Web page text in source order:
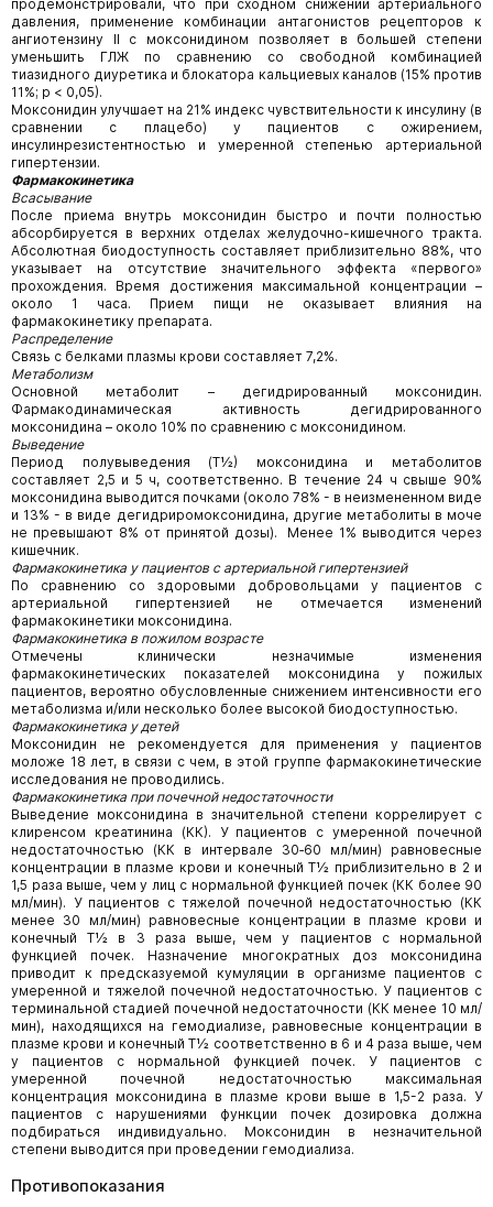
продемонстрировали, что при сходном снижении артериального
давления, применение комбинации антагонистов рецепторов к
ангиотензину II с моксонидином позволяет в большей степени
уменьшить ГЛЖ по сравнению со свободной комбинацией
тиазидного диуретика и блокатора кальциевых каналов (15% против
11%; р < 0,05).
Моксонидин улучшает на 21% индекс чувствительности к инсулину (в
сравнении с плацебо) у пациентов с ожирением,
инсулинрезистентностью и умеренной степенью артериальной
гипертензии.
Фармакокинетика
Всасывание
После приема внутрь моксонидин быстро и почти полностью
абсорбируется в верхних отделах желудочно-кишечного тракта.
Абсолютная биодоступность составляет приблизительно 88%, что
указывает на отсутствие значительного эффекта «первого»
прохождения. Время достижения максимальной концентрации –
около 1 часа. Прием пищи не оказывает влияния на
фармакокинетику препарата.
Распределение
Связь с белками плазмы крови составляет 7,2%.
Метаболизм
Основной метаболит – дегидрированный моксонидин.
Фармакодинамическая активность дегидрированного
моксонидина – около 10% по сравнению с моксонидином.
Выведение
Период полувыведения (Т½) моксонидина и метаболитов
составляет 2,5 и 5 ч, соответственно. В течение 24 ч свыше 90%
моксонидина выводится почками (около 78% - в неизмененном виде
и 13% - в виде дегидриромоксонидина, другие метаболиты в моче
не превышают 8% от принятой дозы). Менее 1% выводится через
кишечник.
Фармакокинетика у пациентов с артериальной гипертензией
По сравнению со здоровыми добровольцами у пациентов с
артериальной гипертензией не отмечается изменений
фармакокинетики моксонидина.
Фармакокинетика в пожилом возрасте
Отмечены клинически незначимые изменения
фармакокинетических показателей моксонидина у пожилых
пациентов, вероятно обусловленные снижением интенсивности его
метаболизма и/или несколько более высокой биодоступностью.
Фармакокинетика у детей
Моксонидин не рекомендуется для применения у пациентов
моложе 18 лет, в связи с чем, в этой группе фармакокинетические
исследования не проводились.
Фармакокинетика при почечной недостаточности
Выведение моксонидина в значительной степени коррелирует с
клиренсом креатинина (КК).
У пациентов с умеренной почечной
недостаточностью (КК в интервале 30‑60 мл/мин) равновесные
концентрации в плазме крови и конечный Т½ приблизительно в 2 и
1,5 раза выше, чем у лиц с нормальной функцией почек (КК более 90
мл/мин). У пациентов с тяжелой почечной недостаточностью (КК
менее 30 мл/мин) равновесные концентрации в плазме крови и
конечный Т½ в 3 раза выше, чем у пациентов с нормальной
функцией почек. Назначение многократных доз моксонидина
приводит к предсказуемой кумуляции в организме пациентов с
умеренной и тяжелой почечной недостаточностью. У пациентов с
терминальной стадией почечной недостаточности (КК менее 10 мл/
мин), находящихся на гемодиализе, равновесные концентрации в
плазме крови и конечный Т½ соответственно в 6 и 4 раза выше, чем
у пациентов с нормальной функцией почек. У пациентов с
умеренной почечной недостаточностью максимальная
концентрация моксонидина в плазме крови выше в 1,5-2 раза. У
пациентов с нарушениями функции почек дозировка должна
подбираться индивидуально. Моксонидин в незначительной
степени выводится при проведении гемодиализа.
Противопоказания